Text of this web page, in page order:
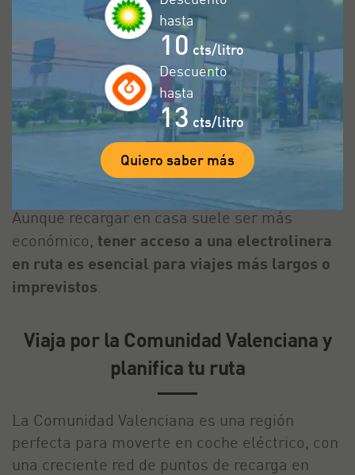
de electrolinera, el operador y la velocidad de
carga. En términos generales, el coste oscila
entre 0,3 y 0,8 euros por kWh. Las estaciones
de carga rápida suelen ser más caras, pero
permiten cargar tu vehículo en un tiempo
mucho menor. Las estaciones de carga lenta,
por su parte, tienen un coste menor, pero
requieren más tiempo de carga.
Aunque recargar en casa suele ser más
económico, tener acceso a una electrolinera
en ruta es esencial para viajes más largos o
imprevistos.
Viaja por la Comunidad Valenciana y
planifica tu ruta
La Comunidad Valenciana es una región
perfecta para moverte en coche eléctrico, con
una creciente red de puntos de recarga en
hasta
10 cts/litro
Descuento
hasta
13 cts/litro
Quiero saber más